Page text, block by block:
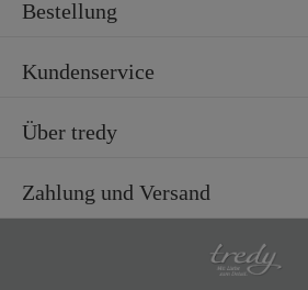
Bestellung
Kundenservice
Über tredy
Zahlung und Versand